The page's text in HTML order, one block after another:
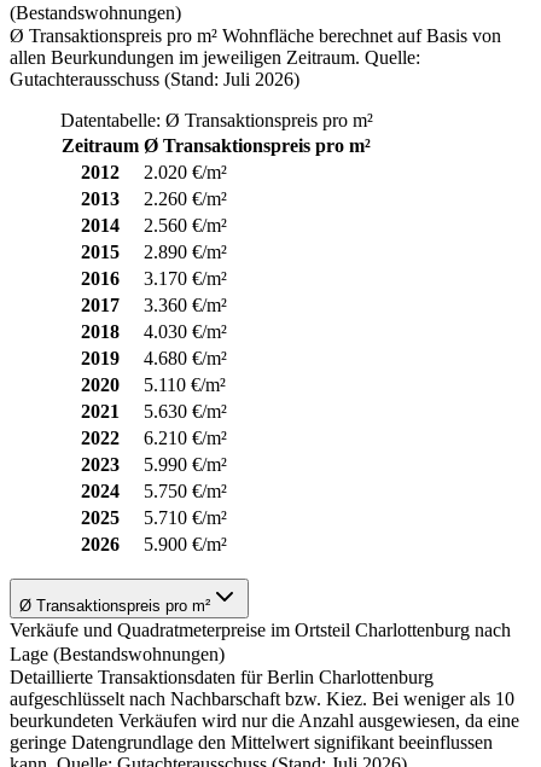
(Bestandswohnungen)
Ø Transaktionspreis pro m² Wohnfläche berechnet auf Basis von
allen Beurkundungen im jeweiligen Zeitraum. Quelle:
Gutachterausschuss (Stand: Juli 2026)
Datentabelle: Ø Transaktionspreis pro m²
Zeitraum Ø Transaktionspreis pro m²
2012
2.020 €/m²
2013
2.260 €/m²
2014
2.560 €/m²
2015
2.890 €/m²
2016
3.170 €/m²
2017
3.360 €/m²
2018
4.030 €/m²
2019
4.680 €/m²
2020
5.110 €/m²
2021
5.630 €/m²
2022
6.210 €/m²
2023
5.990 €/m²
2024
5.750 €/m²
2025
5.710 €/m²
2026
5.900 €/m²
Ø Transaktionspreis pro m²
Verkäufe und Quadratmeterpreise im Ortsteil Charlottenburg nach
Lage (Bestandswohnungen)
Detaillierte Transaktionsdaten für Berlin Charlottenburg
aufgeschlüsselt nach Nachbarschaft bzw. Kiez. Bei weniger als 10
beurkundeten Verkäufen wird nur die Anzahl ausgewiesen, da eine
geringe Datengrundlage den Mittelwert signifikant beeinflussen